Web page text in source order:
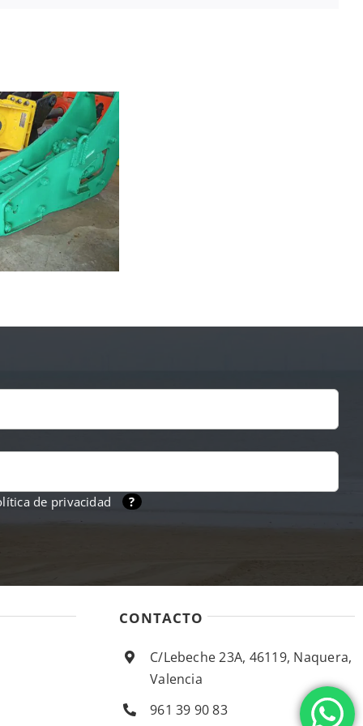
de privacidad ?
CONTACTO
C/Lebeche 23A, 46119, Naquera,
Valencia
961 39 90 83